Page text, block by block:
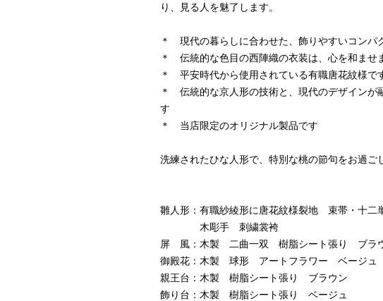
り、見る人を魅了します。
＊ 現代の暮らしに合わせた、飾りやすいコンパ
＊ 伝統的な色目の西陣織の衣装は、心を和ませ
＊ 平安時代から使用されている有職唐花紋様で
＊ 伝統的な京人形の技術と、現代のデザインが
す
＊ 当店限定のオリジナル製品です
洗練されたひな人形で、特別な桃の節句をお過ご
雛人形：有職紗綾形に唐花紋様裂地 束帯・十二
木彫手 刺繍裳袴
屏 風：木製 二曲一双 樹脂シート張り ブラ
御殿花：木製 球形 アートフラワー ベージュ
親王台：木製 樹脂シート張り ブラウン
飾り台：木製 樹脂シート張り ベージュ